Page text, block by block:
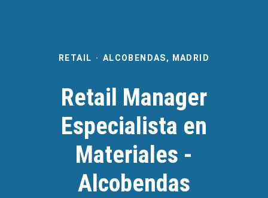
RETAIL · ALCOBENDAS, MADRID
Retail Manager
Especialista en
Materiales -
Alcobendas